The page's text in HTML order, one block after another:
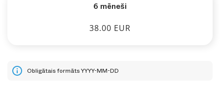
6 mēneši
38.00 EUR
Obligātais formāts YYYY-MM-DD